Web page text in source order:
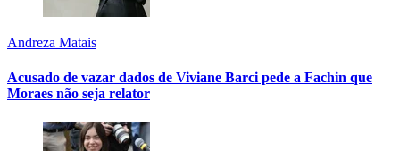
Andreza Matais
Acusado de vazar dados de Viviane Barci pede a Fachin que
Moraes não seja relator